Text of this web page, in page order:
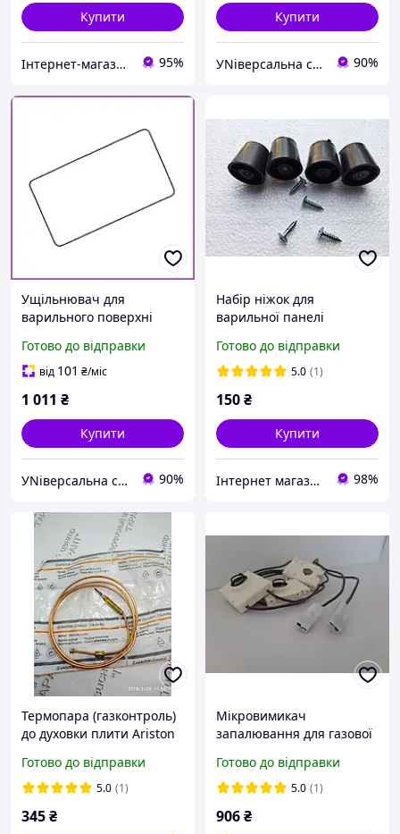
Купити
Інтернет-магазин "GoodParts" 95%
Купити
УNіверсальна скринька 90%
Ущільнювач для
варильного поверхні
Scholtes, герметизуюча
прокладка плити
Готово до відправки
від 101 ₴/міс
1 011 ₴
Купити
УNіверсальна скринька 90%
Набір ніжок для
варильної панелі
Готово до відправки
5.0 (1)
150₴
Купити
Інтернет магазин Tophob 98%
Термопара (газконтроль)
до духовки плити Ariston
Готово до відправки
5.0 (1)
345₴
Мікровимикач
запалювання для газової
С00078700
Готово до відправки
5.0 (1)
906₴